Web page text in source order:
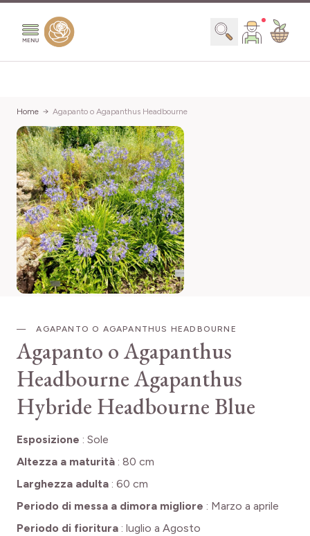
Search
Home Agapanto o Agapanthus Headbourne
AGAPANTO O AGAPANTHUS HEADBOURNE
Agapanto o Agapanthus
HeadbourneAgapanthus
Hybride Headbourne Blue
Esposizione : Sole
Altezza a maturità : 80 cm
Larghezza adulta : 60 cm
Periodo di messa a dimora migliore : Marzo a aprile
Periodo di fioritura : luglio a Agosto